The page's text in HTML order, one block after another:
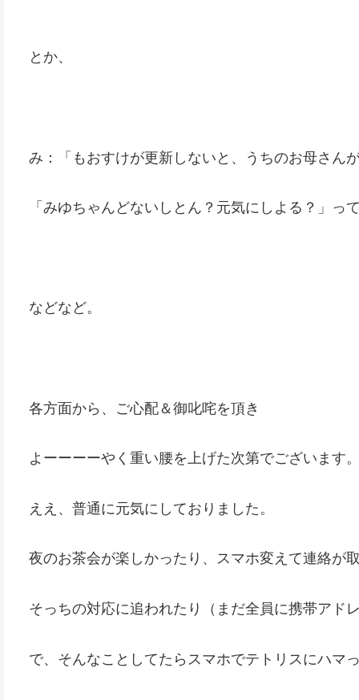
とか、
み：「もおすけが更新しないと、うちのお母さん
「みゆちゃんどないしとん？元気にしよる？」っ
などなど。
各方面から、ご心配＆御叱咤を頂き
よーーーーやく重い腰を上げた次第でございます。
ええ、普通に元気にしておりました。
夜のお茶会が楽しかったり、スマホ変えて連絡が
そっちの対応に追われたり（まだ全員に携帯アド
で、そんなことしてたらスマホでテトリスにハマ